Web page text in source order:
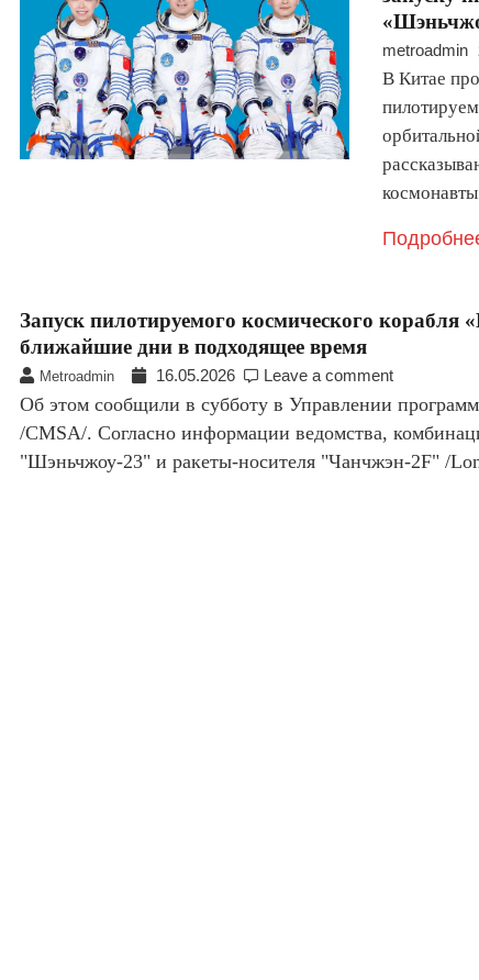
metroadmin
В Китае
Запуск пилотируемого космического корабля
ближайшие дни в подходящее время
Metroadmin 16.05.2026 Leave a comment
Об этом сообщили в субботу в Управлении
/CMSA/. Согласно информации ведомства,
"Шэньчжоу-23" и ракеты-носителя "Чанчжэн-2F" /